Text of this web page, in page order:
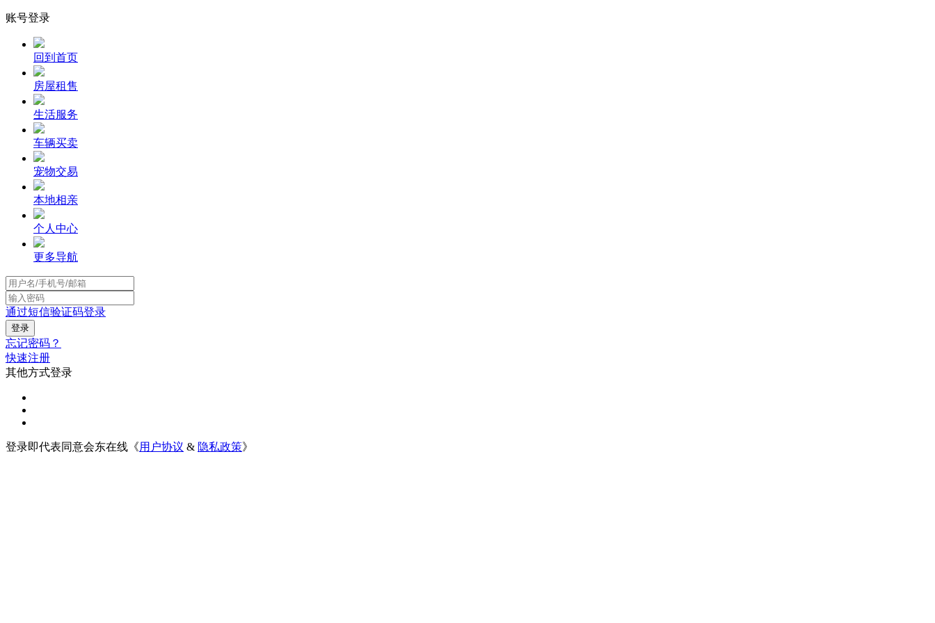
账号登录
回到首页
房屋租售
生活服务
车辆买卖
宠物交易
本地相亲
个人中心
更多导航
通过短信验证码登录
忘记密码？
快速注册
其他方式登录
登录即代表同意会东在线《用户协议 & 隐私政策》